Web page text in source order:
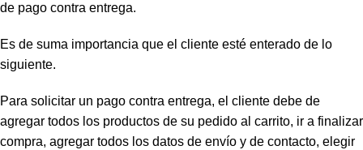
de pago contra entrega.
Es de suma importancia que el cliente esté enterado de lo
siguiente.
Para solicitar un pago contra entrega, el cliente debe de
agregar todos los productos de su pedido al carrito, ir a finalizar
compra, agregar todos los datos de envío y de contacto, elegir